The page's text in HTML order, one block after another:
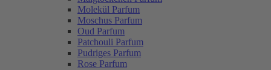
Molekül Parfum
Moschus Parfum
Oud Parfum
Patchouli Parfum
Pudriges Parfum
Rose Parfum